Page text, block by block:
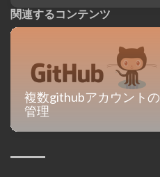
関連するコンテンツ
複数githubアカウントの
管理